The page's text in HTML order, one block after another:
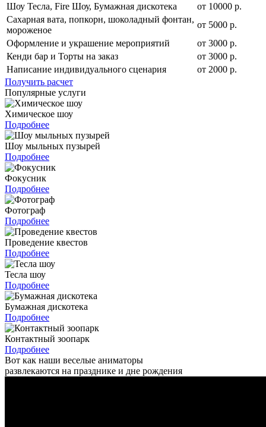
Шоу Тесла, Fire Шоу, Бумажная дискотека
от 10000 р.
Сахарная вата, попкорн, шоколадный фонтан,
мороженое
от 5000 р.
Оформление и украшение мероприятий
от 3000 р.
Кенди бар и Торты на заказ
от 3000 р.
Написание индивидуального сценария
от 2000 р.
Получить расчет
Популярные услуги
Химическое шоу
Подробнее
Шоу мыльных пузырей
Подробнее
Фокусник
Подробнее
Фотограф
Подробнее
Проведение квестов
Подробнее
Тесла шоу
Подробнее
Бумажная дискотека
Подробнее
Контактный зоопарк
Подробнее
Вот как наши веселые аниматоры
развлекаются на празднике и дне рождения